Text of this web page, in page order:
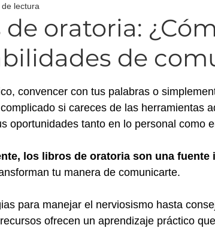
Email Marketing
de oratoria:
de
lectura
5 estrellas.
convencer con tus palabras o
si careces de las herramientas
oportunidades tanto en lo personal como
los libros de oratoria son una fuente
tu manera de comunicarte.
para manejar el nerviosismo hasta
ofrecen un aprendizaje práctico